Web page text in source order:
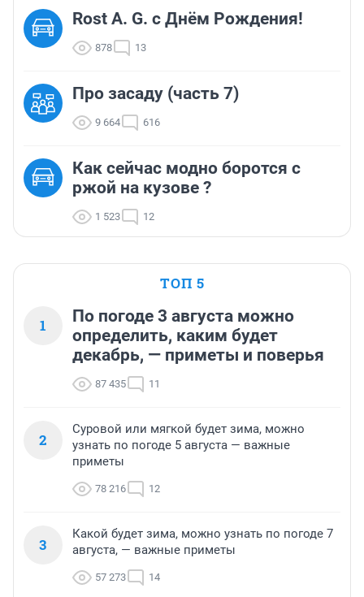
Rost A. G. с Днём Рождения!
878 13
Про засаду (часть 7)
9 664 616
Как сейчас модно боротся с
ржой на кузове ?
1 523 12
ТОП 5
1
По погоде 3 августа можно
определить, каким будет
декабрь, — приметы и поверья
87 435 11
2
Суровой или мягкой будет зима, можно
узнать по погоде 5 августа — важные
приметы
78 216 12
3
Какой будет зима, можно узнать по погоде 7
августа, — важные приметы
57 273 14